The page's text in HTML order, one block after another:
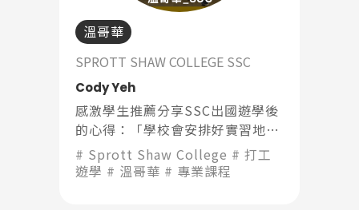
加拿大RO 任意門
溫哥華
SPROTT SHAW COLLEGE SSC
Cody Yeh
感激學生推薦分享SSC出國遊學後
的心得：「學校會安排好實習地點
跟實習老師，基本上實習就像是提
前讓我們適應工作環境跟內容」
Sprott Shaw College
打工
遊學
溫哥華 專業課程